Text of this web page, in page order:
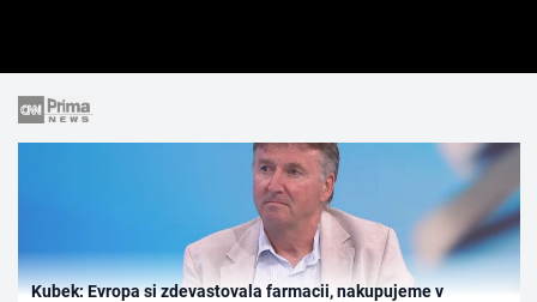
Kubek: Evropa si zdevastovala farmacii, nakupujeme v